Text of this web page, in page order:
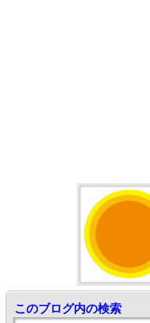
このブログ内の検索